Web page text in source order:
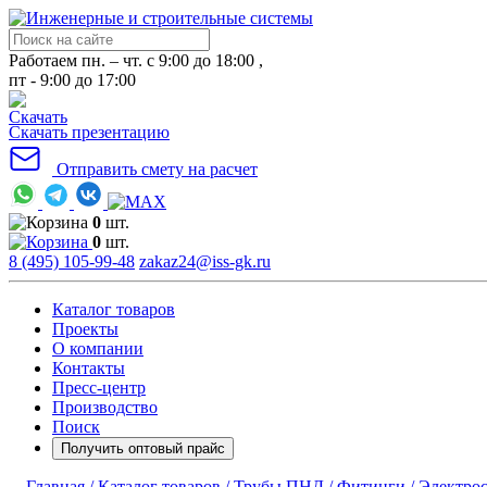
Работаем пн. – чт. с 9:00 до 18:00 ,
пт - 9:00 до 17:00
Скачать презентацию
Отправить смету на расчет
0 шт.
0 шт.
8 (495) 105-99-48 zakaz24@iss-gk.ru
Каталог товаров
Проекты
О компании
Контакты
Пресс-центр
Производство
Поиск
Получить оптовый прайс